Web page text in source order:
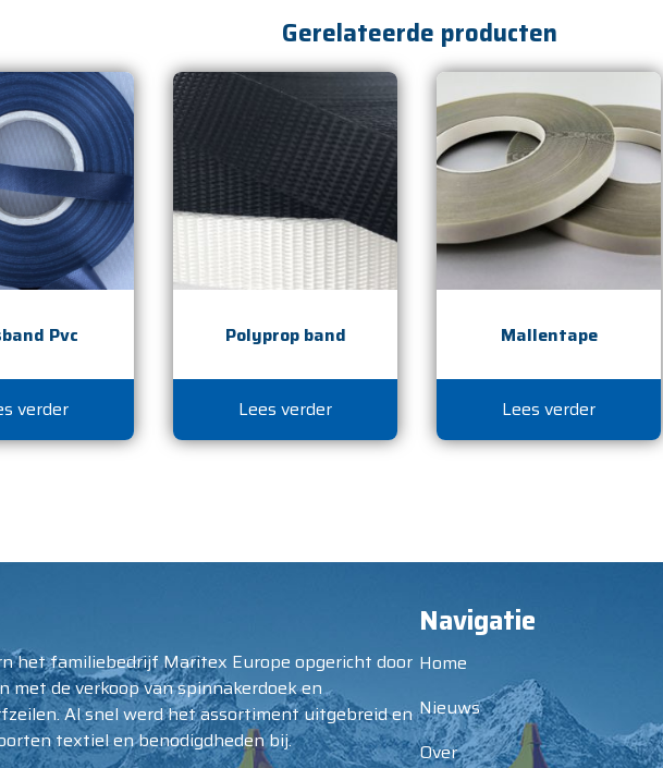
Gerelateerde producten
Pvc
verder
Polyprop band
Lees verder
Mallentape
Lees verder
het familiebedrijf Maritex Europe opgericht door
met de verkoop van spinnakerdoek en
Al snel werd het assortiment uitgebreid en
textiel en benodigdheden bij.
Navigatie
Home
Nieuws
Over